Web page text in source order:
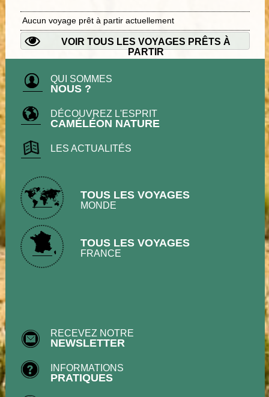
Aucun voyage prêt à partir actuellement
VOIR TOUS LES VOYAGES PRÊTS À
PARTIR
QUI SOMMES
NOUS ?
DÉCOUVREZ L'ESPRIT
CAMÉLÉON NATURE
LES ACTUALITÉS
TOUS LES VOYAGES
MONDE
TOUS LES VOYAGES
FRANCE
RECEVEZ NOTRE
NEWSLETTER
INFORMATIONS
PRATIQUES